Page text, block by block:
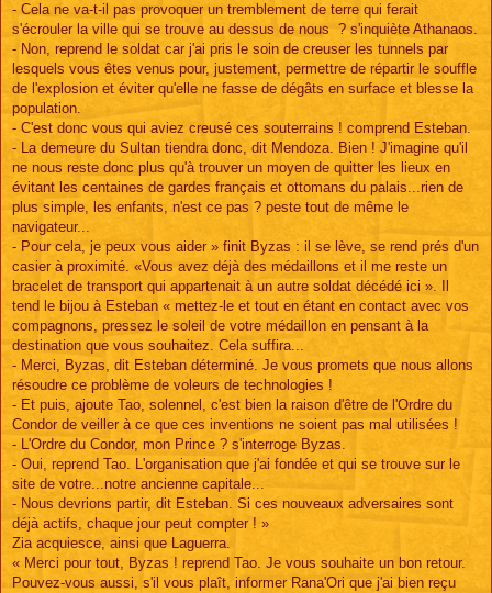
- Cela ne va-t-il pas provoquer un tremblement de terre qui ferait
s'écrouler la ville qui se trouve au dessus de nous ? s'inquiète Athanaos.
- Non, reprend le soldat car j'ai pris le soin de creuser les tunnels par
lesquels vous êtes venus pour, justement, permettre de répartir le souffle
de l'explosion et éviter qu'elle ne fasse de dégâts en surface et blesse la
population.
- C'est donc vous qui aviez creusé ces souterrains ! comprend Esteban.
- La demeure du Sultan tiendra donc, dit Mendoza. Bien ! J'imagine qu'il
ne nous reste donc plus qu'à trouver un moyen de quitter les lieux en
évitant les centaines de gardes français et ottomans du palais...rien de
plus simple, les enfants, n'est ce pas ? peste tout de même le
navigateur...
- Pour cela, je peux vous aider » finit Byzas : il se lève, se rend prés d'un
casier à proximité. «Vous avez déjà des médaillons et il me reste un
bracelet de transport qui appartenait à un autre soldat décédé ici ». Il
tend le bijou à Esteban « mettez-le et tout en étant en contact avec vos
compagnons, pressez le soleil de votre médaillon en pensant à la
destination que vous souhaitez. Cela suffira...
- Merci, Byzas, dit Esteban déterminé. Je vous promets que nous allons
résoudre ce problème de voleurs de technologies !
- Et puis, ajoute Tao, solennel, c'est bien la raison d'être de l'Ordre du
Condor de veiller à ce que ces inventions ne soient pas mal utilisées !
- L'Ordre du Condor, mon Prince ? s'interroge Byzas.
- Oui, reprend Tao. L'organisation que j'ai fondée et qui se trouve sur le
site de votre...notre ancienne capitale...
- Nous devrions partir, dit Esteban. Si ces nouveaux adversaires sont
déjà actifs, chaque jour peut compter ! »
Zia acquiesce, ainsi que Laguerra.
« Merci pour tout, Byzas ! reprend Tao. Je vous souhaite un bon retour.
Pouvez-vous aussi, s'il vous plaît, informer Rana'Ori que j'ai bien reçu